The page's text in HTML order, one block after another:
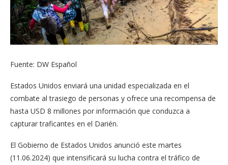
Fuente: DW Español
Estados Unidos enviará una unidad especializada en el
combate al trasiego de personas y ofrece una recompensa de
hasta USD 8 millones por información que conduzca a
capturar traficantes en el Darién.
El Gobierno de Estados Unidos anunció este martes
(11.06.2024) que intensificará su lucha contra el tráfico de